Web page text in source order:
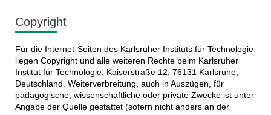
Copyright
Für die Internet-Seiten des Karlsruher Instituts für Technologie
liegen Copyright und alle weiteren Rechte beim Karlsruher
Institut für Technologie, Kaiserstraße 12, 76131 Karlsruhe,
Deutschland. Weiterverbreitung, auch in Auszügen, für
pädagogische, wissenschaftliche oder private Zwecke ist unter
Angabe der Quelle gestattet (sofern nicht anders an der